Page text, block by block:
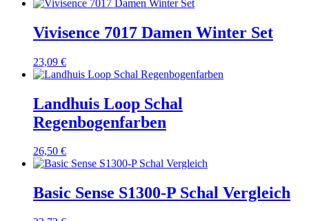
Vivisence 7017 Damen Winter Set
23,09 €
Landhuis Loop Schal
Regenbogenfarben
26,50 €
Basic Sense S1300-P Schal Vergleich